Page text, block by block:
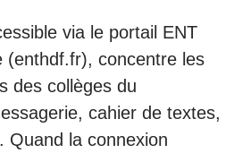
via le portail ENT
(enthdf.fr), concentre les
des collèges du
cahier de textes,
Quand la connexion